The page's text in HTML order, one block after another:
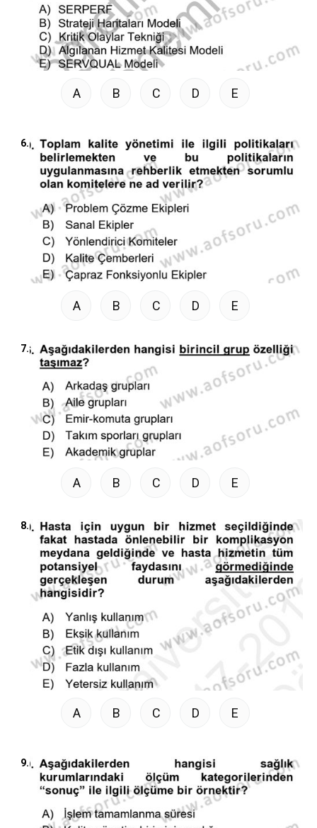
A B C D E
6.
A B C D E
7.
A B C D E
8.
A B C D E
9.